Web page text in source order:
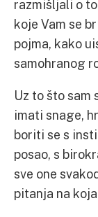
razmišljali o
koje Vam se
pojma, kako
samohranog
Uz to što sam
imati snage,
boriti se s
posao, s
sve one
pitanja na